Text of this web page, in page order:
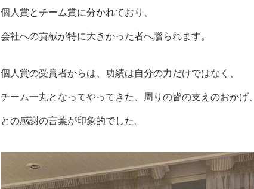
個人賞とチーム賞に分かれており、
会社への貢献が特に大きかった者へ贈られます。
個人賞の受賞者からは、功績は自分の力だけではなく、
チーム一丸となってやってきた、周りの皆の支えのおかげ、
との感謝の言葉が印象的でした。